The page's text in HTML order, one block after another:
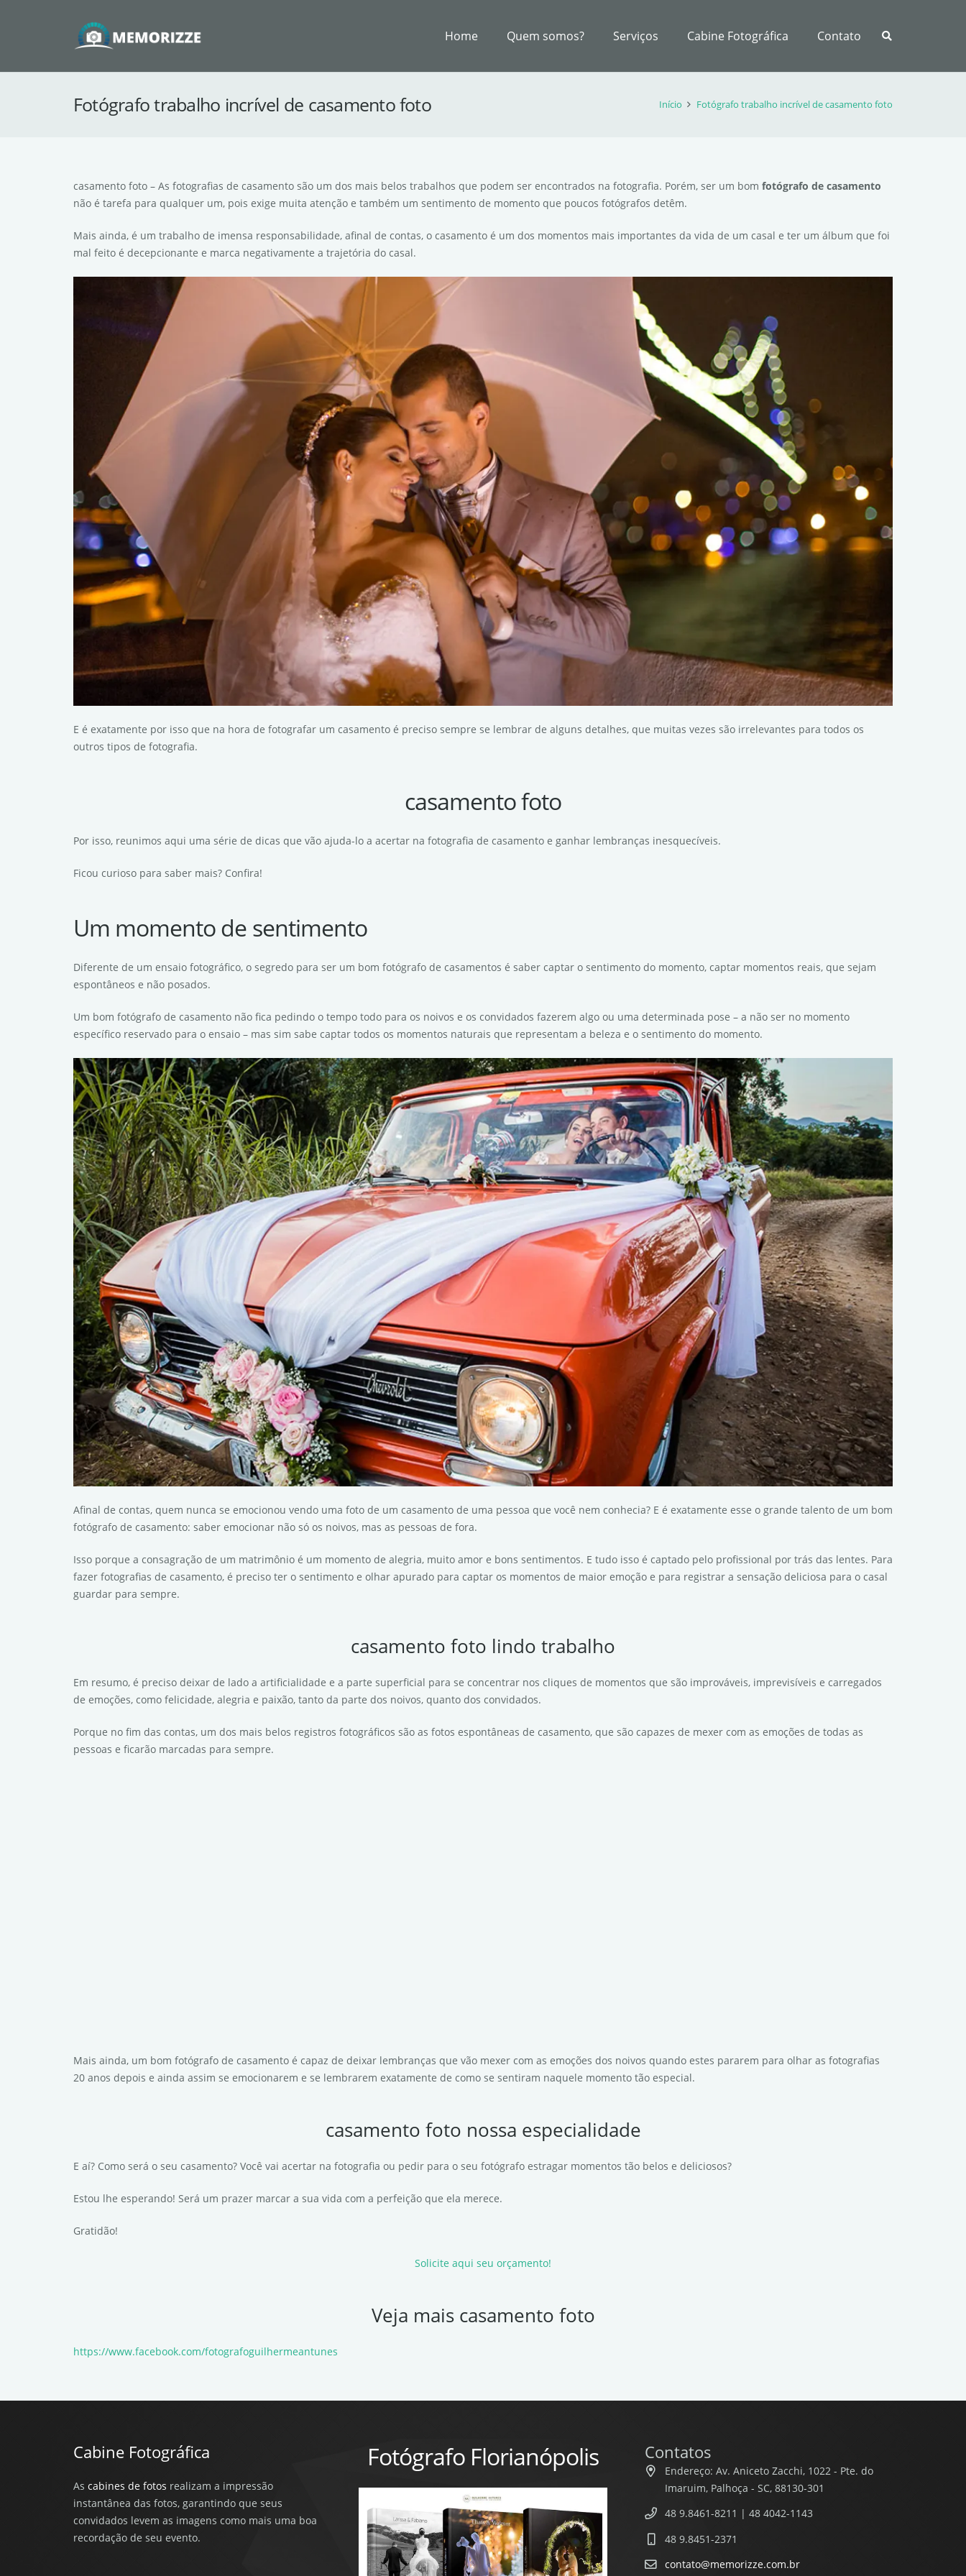
Home Quem somos? Serviços Cabine Fotográfica Contato
Fotógrafo trabalho incrível de casamento foto Início Fotógrafo trabalho incrível de casamento foto
casamento foto – As fotografias de casamento são um dos mais belos trabalhos que podem ser encontrados na fotografia. Porém, ser um bom fotógrafo de casamento
não é tarefa para qualquer um, pois exige muita atenção e também um sentimento de momento que poucos fotógrafos detêm.
Mais ainda, é um trabalho de imensa responsabilidade, afinal de contas, o casamento é um dos momentos mais importantes da vida de um casal e ter um álbum que foi
mal feito é decepcionante e marca negativamente a trajetória do casal.
E é exatamente por isso que na hora de fotografar um casamento é preciso sempre se lembrar de alguns detalhes, que muitas vezes são irrelevantes para todos os
outros tipos de fotografia.
casamento foto
Por isso, reunimos aqui uma série de dicas que vão ajuda-lo a acertar na fotografia de casamento e ganhar lembranças inesquecíveis.
Ficou curioso para saber mais? Confira!
Um momento de sentimento
Diferente de um ensaio fotográfico, o segredo para ser um bom fotógrafo de casamentos é saber captar o sentimento do momento, captar momentos reais, que sejam
espontâneos e não posados.
Um bom fotógrafo de casamento não fica pedindo o tempo todo para os noivos e os convidados fazerem algo ou uma determinada pose – a não ser no momento
específico reservado para o ensaio – mas sim sabe captar todos os momentos naturais que representam a beleza e o sentimento do momento.
Afinal de contas, quem nunca se emocionou vendo uma foto de um casamento de uma pessoa que você nem conhecia? E é exatamente esse o grande talento de um bom
fotógrafo de casamento: saber emocionar não só os noivos, mas as pessoas de fora.
Isso porque a consagração de um matrimônio é um momento de alegria, muito amor e bons sentimentos. E tudo isso é captado pelo profissional por trás das lentes. Para
fazer fotografias de casamento, é preciso ter o sentimento e olhar apurado para captar os momentos de maior emoção e para registrar a sensação deliciosa para o casal
guardar para sempre.
casamento foto lindo trabalho
Em resumo, é preciso deixar de lado a artificialidade e a parte superficial para se concentrar nos cliques de momentos que são improváveis, imprevisíveis e carregados
de emoções, como felicidade, alegria e paixão, tanto da parte dos noivos, quanto dos convidados.
Porque no fim das contas, um dos mais belos registros fotográficos são as fotos espontâneas de casamento, que são capazes de mexer com as emoções de todas as
pessoas e ficarão marcadas para sempre.
Mais ainda, um bom fotógrafo de casamento é capaz de deixar lembranças que vão mexer com as emoções dos noivos quando estes pararem para olhar as fotografias
20 anos depois e ainda assim se emocionarem e se lembrarem exatamente de como se sentiram naquele momento tão especial.
casamento foto nossa especialidade
E aí? Como será o seu casamento? Você vai acertar na fotografia ou pedir para o seu fotógrafo estragar momentos tão belos e deliciosos?
Estou lhe esperando! Será um prazer marcar a sua vida com a perfeição que ela merece.
Gratidão!
Solicite aqui seu orçamento!
Veja mais casamento foto
https://www.facebook.com/fotografoguilhermeantunes
Cabine Fotográfica
As cabines de fotos realizam a impressão
instantânea das fotos, garantindo que seus
convidados levem as imagens como mais uma boa
recordação de seu evento.
Fotógrafo Florianópolis Contatos
Endereço: Av. Aniceto Zacchi, 1022 - Pte. do
Imaruim, Palhoça - SC, 88130-301
48 9.8461-8211 | 48 4042-1143
48 9.8451-2371
contato@memorizze.com.br